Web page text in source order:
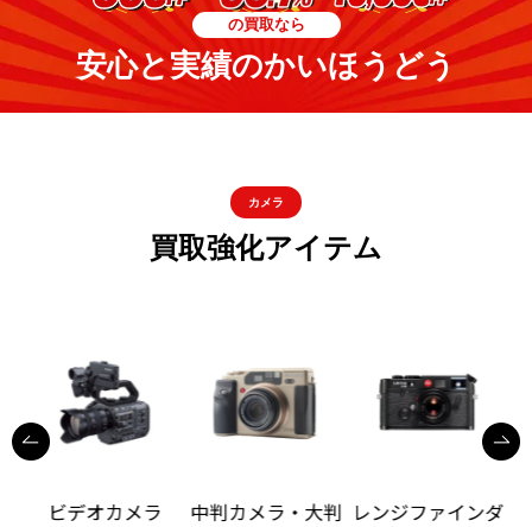
の買取なら
安心と実績のかいほうどう
カメラ
買取強化アイテム
ビデオカメラ
中判カメラ・大判 レンジファインダ